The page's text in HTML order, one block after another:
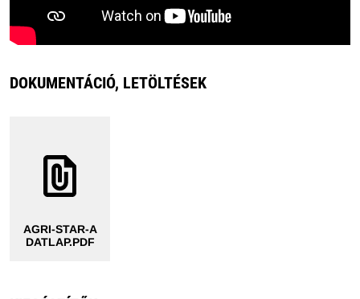
DOKUMENTÁCIÓ, LETÖLTÉSEK
AGRI-STAR-A
DATLAP.PDF